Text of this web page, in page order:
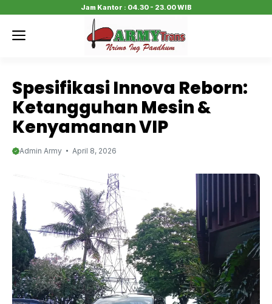
content
Jam Kantor : 04.30 - 23.00 WIB
Menu
Spesifikasi Innova Reborn:
Ketangguhan Mesin &
Kenyamanan VIP
Admin Army April 8, 2026